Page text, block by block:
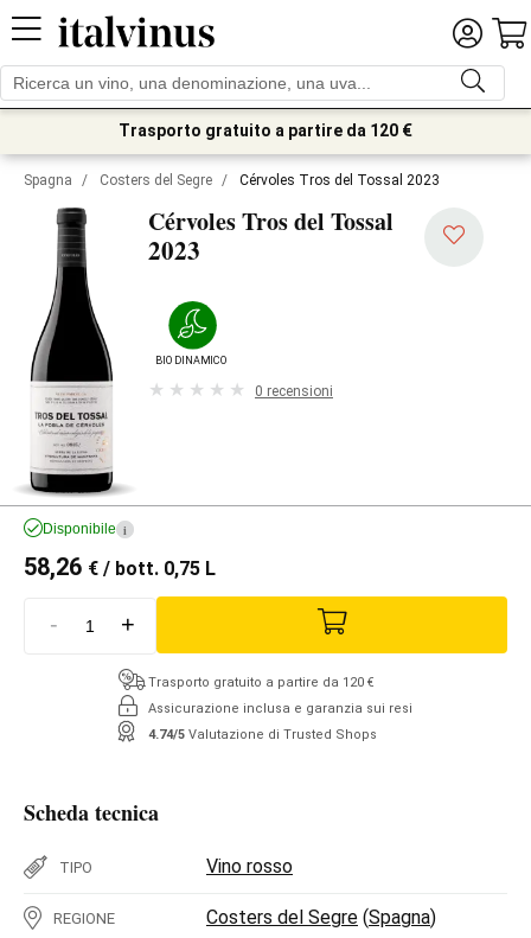
Trasporto gratuito a partire da 120 €
Spagna / Costers del Segre / Cérvoles Tros del Tossal 2023
Cérvoles Tros del Tossal
2023
BIODINAMICO
0 recensioni
Disponibile i
58,26 € / bott. 0,75 L
- +
Trasporto gratuito a partire da 120 €
Assicurazione inclusa e garanzia sui resi
4.74/5 Valutazione di Trusted Shops
Scheda tecnica
TIPO Vino rosso
REGIONE Costers del Segre (Spagna)